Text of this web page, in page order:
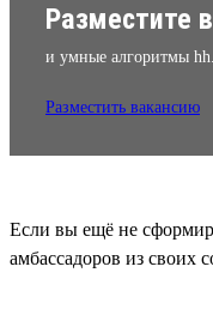
Разместите
и умные алгоритмы
Разместить вакансию
Если вы ещё не
амбассадоров из своих